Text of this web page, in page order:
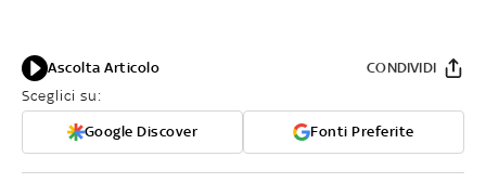
Ascolta Articolo
Sceglici su:
Google Discover Fonti Preferite
CONDIVIDI